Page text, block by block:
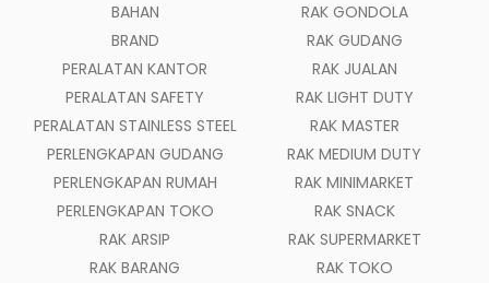
BAHAN
BRAND
PERALATAN KANTOR
PERALATAN SAFETY
PERALATAN STAINLESS STEEL
PERLENGKAPAN GUDANG
PERLENGKAPAN RUMAH
PERLENGKAPAN TOKO
RAK ARSIP
RAK BARANG
RAK GONDOLA
RAK GUDANG
RAK JUALAN
RAK LIGHT DUTY
RAK MASTER
RAK MEDIUM DUTY
RAK MINIMARKET
RAK SNACK
RAK SUPERMARKET
RAK TOKO